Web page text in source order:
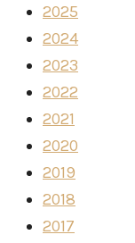
2025
2024
2023
2022
2021
2020
2019
2018
2017